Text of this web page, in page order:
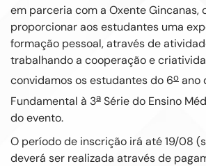
em parceria com a Oxente Gincanas,
proporcionar aos estudantes uma
formação pessoal, através de
trabalhando a cooperação e
convidamos os estudantes do 6o ano
Fundamental à 3a Série do Ensino
do evento.
O período de inscrição irá até 19/08
deverá ser realizada através de